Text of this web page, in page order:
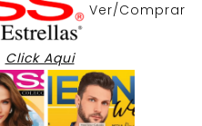
Ver/Comprar
Click Aqui